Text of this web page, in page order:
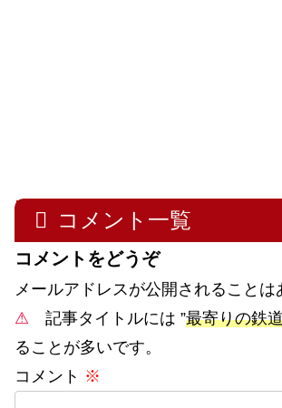
コメント一覧
コメントをどうぞ
メールアドレスが公開されることは
⚠ 記事タイトルには ”最寄りの鉄
ることが多いです。
コメント ※